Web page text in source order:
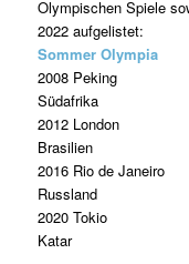
Olympischen Spiele
2022 aufgelistet:
Sommer
2008 Peking
Südafrika
2012
Brasilien
2016 Rio de
Russland
2020 Tokio
Katar